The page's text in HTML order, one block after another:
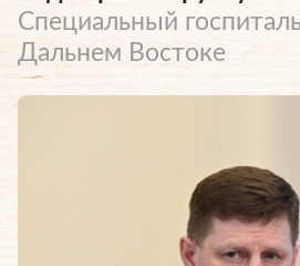
Специальный
Дальнем Востоке